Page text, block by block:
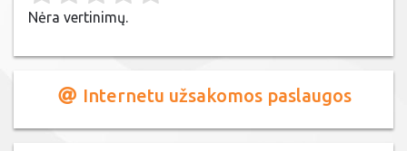
Nėra vertinimų.
Internetu užsakomos paslaugos